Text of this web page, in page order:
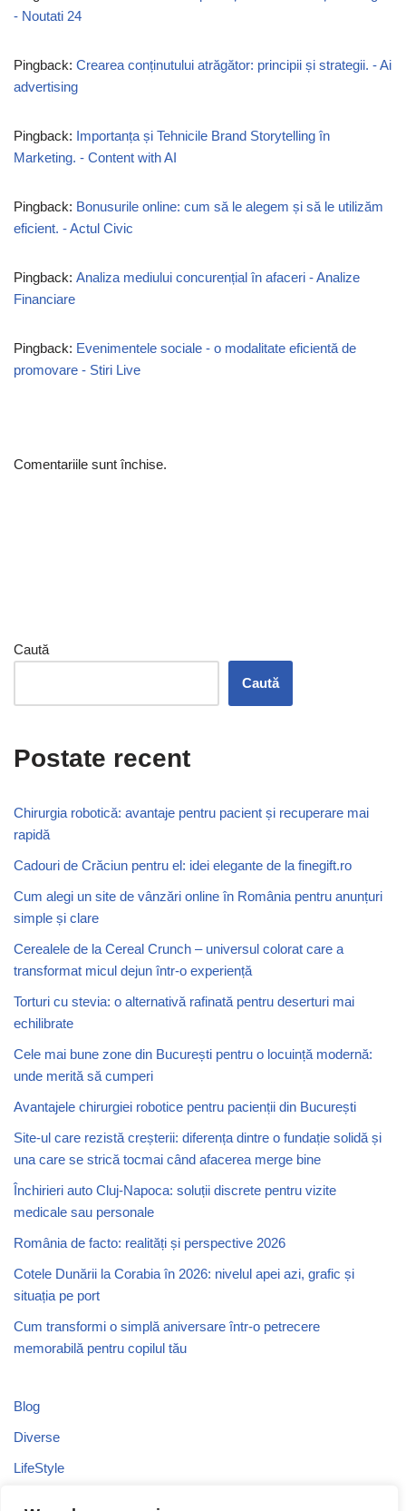
- Noutati 24
Pingback: Crearea conținutului atrăgător: principii și strategii. - Ai
advertising
Pingback: Importanța și Tehnicile Brand Storytelling în
Marketing. - Content with AI
Pingback: Bonusurile online: cum să le alegem și să le utilizăm
eficient. - Actul Civic
Pingback: Analiza mediului concurențial în afaceri - Analize
Financiare
Pingback: Evenimentele sociale - o modalitate eficientă de
promovare - Stiri Live
Comentariile sunt închise.
Caută
Caută
Postate recent
Chirurgia robotică: avantaje pentru pacient și recuperare mai
rapidă
Cadouri de Crăciun pentru el: idei elegante de la finegift.ro
Cum alegi un site de vânzări online în România pentru anunțuri
simple și clare
Cerealele de la Cereal Crunch – universul colorat care a
transformat micul dejun într-o experiență
Torturi cu stevia: o alternativă rafinată pentru deserturi mai
echilibrate
Cele mai bune zone din București pentru o locuință modernă:
unde merită să cumperi
Avantajele chirurgiei robotice pentru pacienții din București
Site-ul care rezistă creșterii: diferența dintre o fundație solidă și
una care se strică tocmai când afacerea merge bine
Închirieri auto Cluj-Napoca: soluții discrete pentru vizite
medicale sau personale
România de facto: realități și perspective 2026
Cotele Dunării la Corabia în 2026: nivelul apei azi, grafic și
situația pe port
Cum transformi o simplă aniversare într-o petrecere
memorabilă pentru copilul tău
Blog
Diverse
LifeStyle